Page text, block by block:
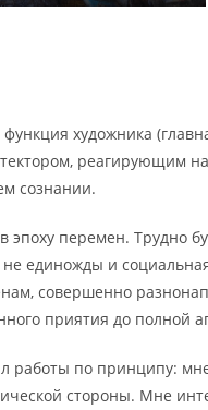
художника
реагирующим
сознании.
эпоху перемен. Трудно
единожды и
совершенно
приятия до полной
работы по принципу:
стороны. Мне